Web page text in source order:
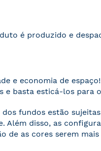
é produzido e
e economia de
e basta esticá-los para
dos fundos estão
Além disso, as
de as cores serem